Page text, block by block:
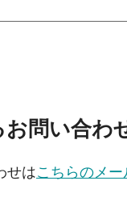
問い合わ
せはこちらのメ